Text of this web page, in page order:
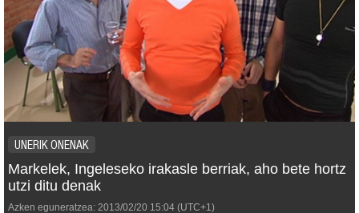
UNERIK ONENAK
Markelek, Ingeleseko irakasle berriak, aho bete hortz
utzi ditu denak
Azken eguneratzea: 2013/02/20 15:04 (UTC+1)